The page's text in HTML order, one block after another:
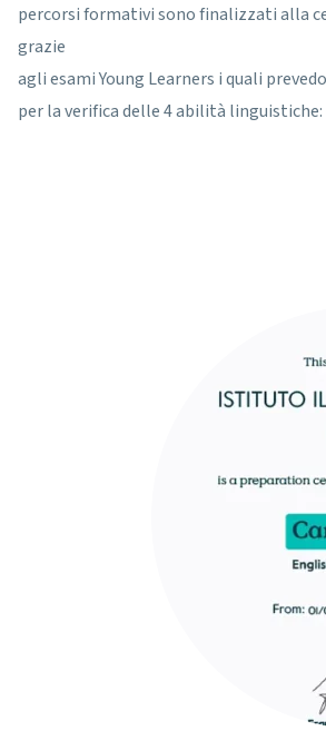
percorsi formativi sono finalizzati alla
grazie
agli esami Young Learners i quali
per la verifica delle 4 abilità linguistiche: